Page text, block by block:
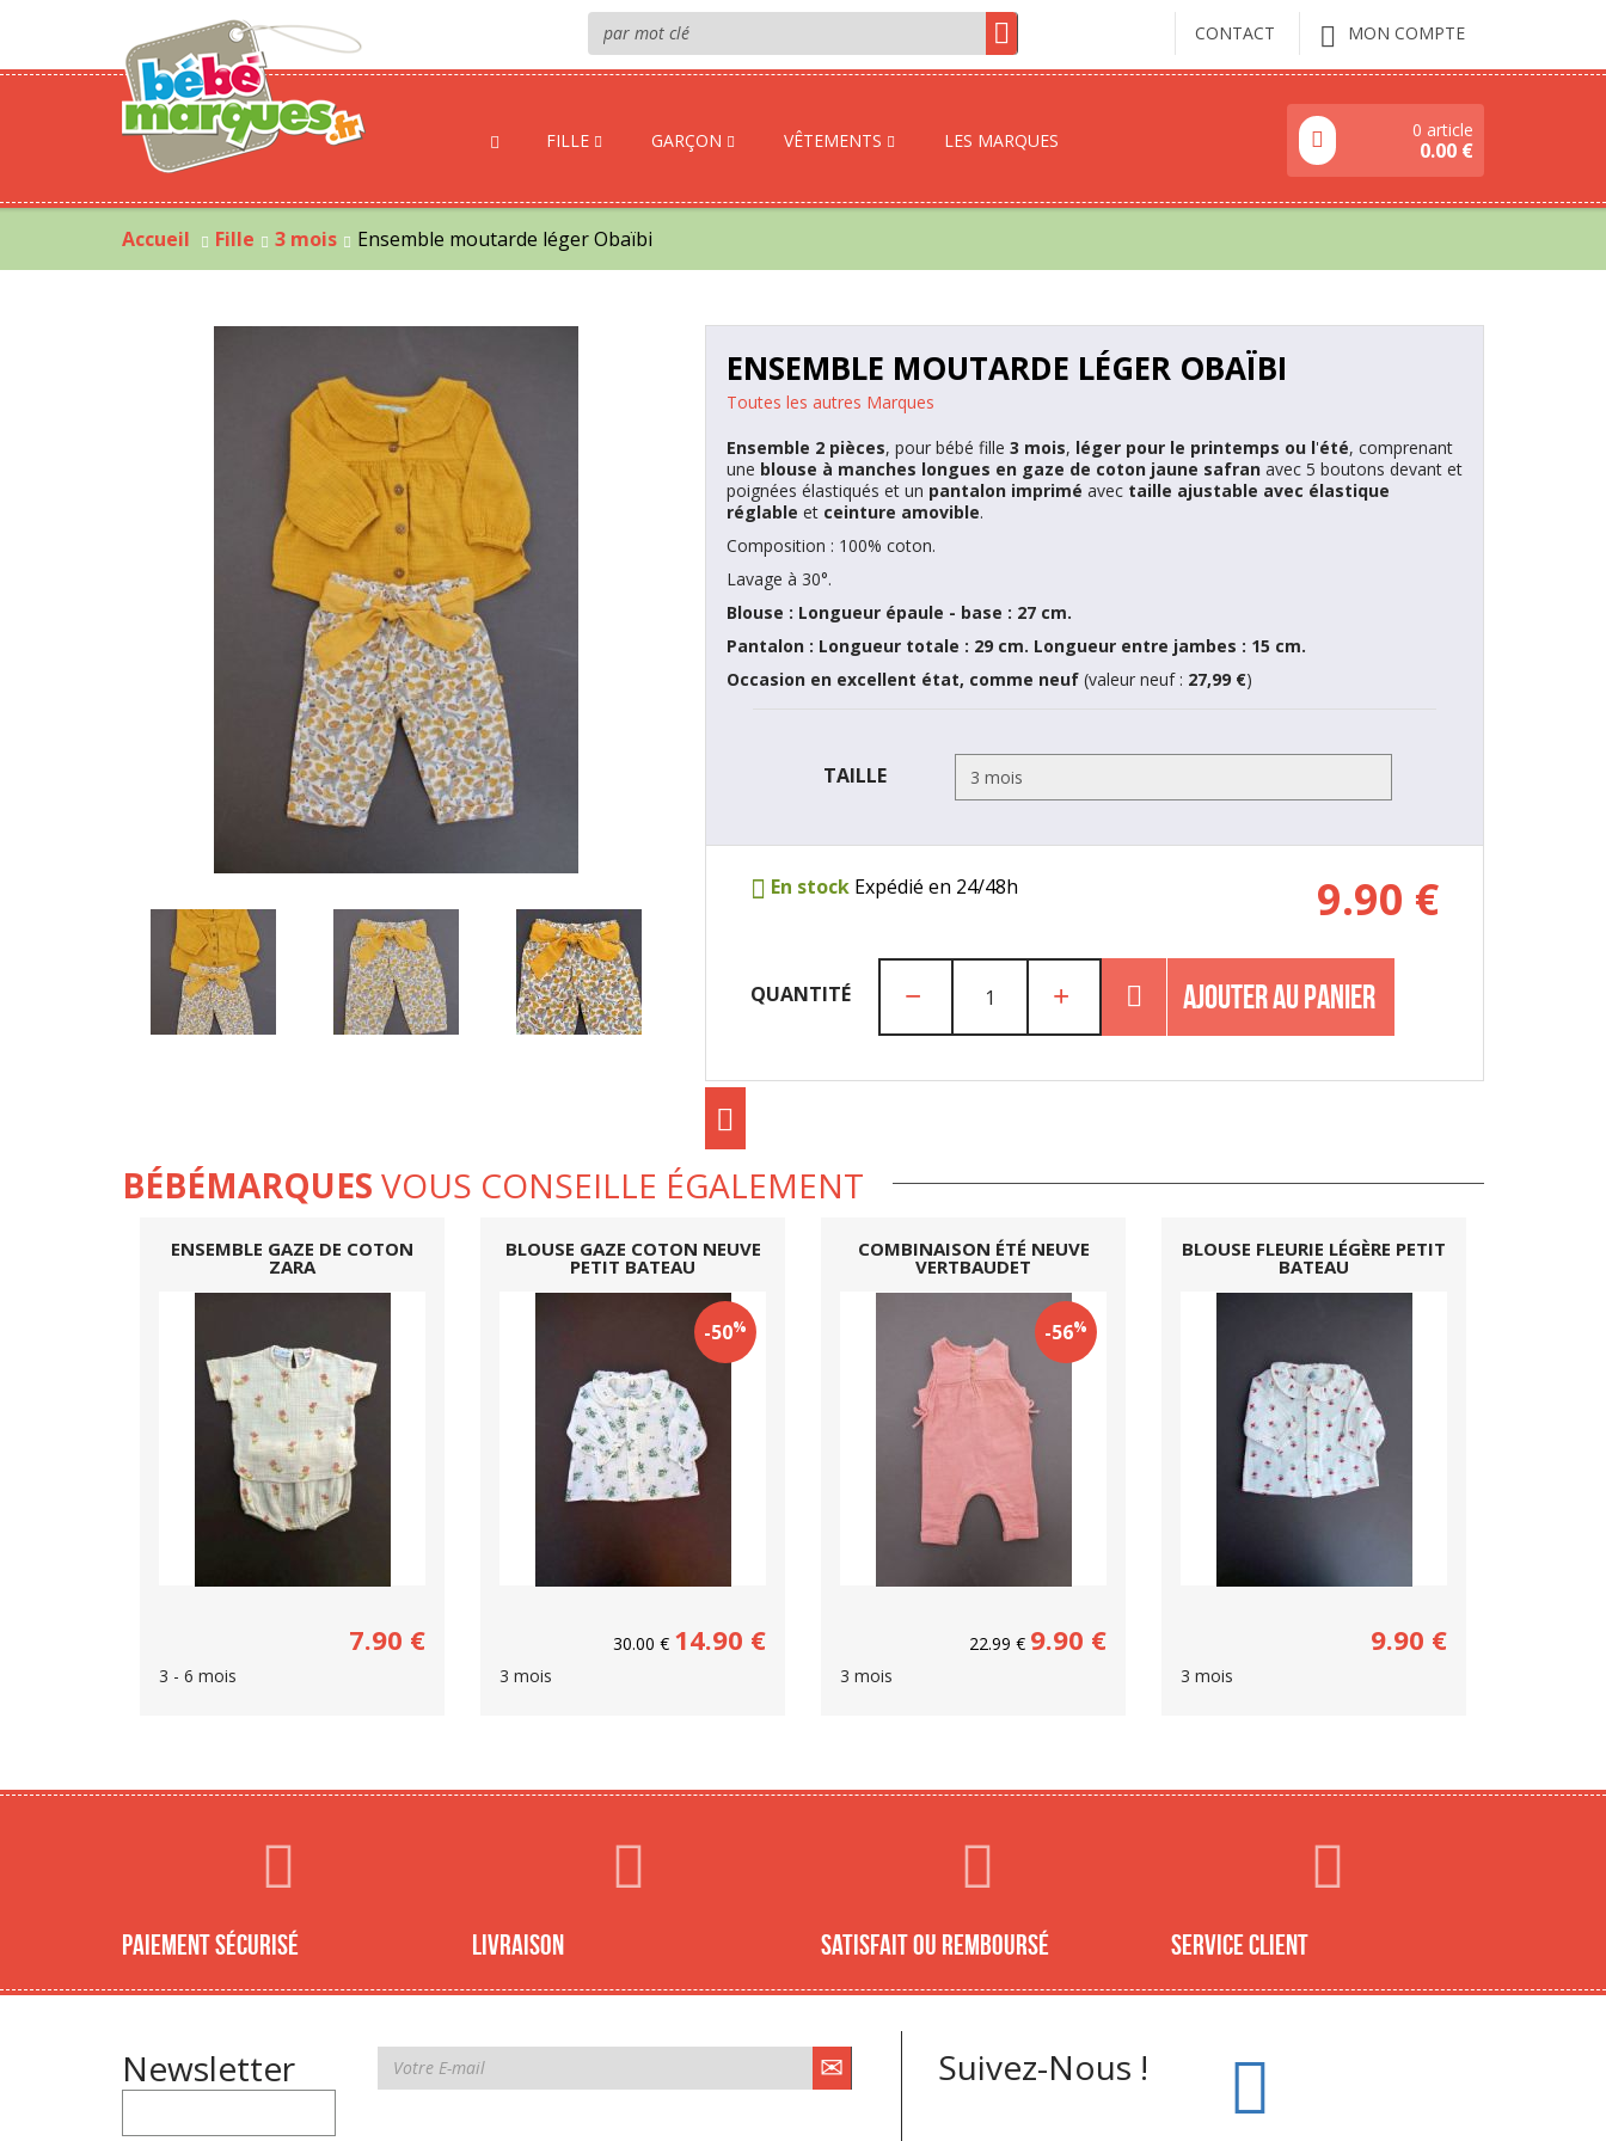
CONTACT MON COMPTE
FILLE GARÇON VÊTEMENTS LES MARQUES 0 article
0.00 €
Accueil Fille 3 mois Ensemble moutarde léger Obaïbi
ENSEMBLE MOUTARDE LÉGER OBAÏBI
Toutes les autres Marques
Ensemble 2 pièces, pour bébé fille 3 mois, léger pour le printemps ou l'été, comprenant
une blouse à manches longues en gaze de coton jaune safranavec 5 boutons devant et
poignées élastiqués et un pantalon imprimé avectaille ajustable avec élastique
réglable et ceinture amovible.
Composition : 100% coton.
Lavage à 30°.
Blouse : Longueur épaule - base : 27 cm.
Pantalon : Longueur totale : 29 cm. Longueur entre jambes : 15 cm.
Occasion en excellent état, comme neuf (valeur neuf : 27,99 €)
TAILLE
En stockExpédié en 24/48h 9.90 €
QUANTITÉ AJOUTER AU PANIER
BÉBÉMARQUES VOUS CONSEILLE ÉGALEMENT
ENSEMBLE GAZE DE COTON
ZARA
7.90 €
3 - 6 mois
BLOUSE GAZE COTON NEUVE
PETIT BATEAU
-50%
30.00 € 14.90 €
3 mois
COMBINAISON ÉTÉ NEUVE
VERTBAUDET
-56%
22.99 € 9.90 €
3 mois
BLOUSE FLEURIE LÉGÈRE PETIT
BATEAU
9.90 €
3 mois
Paiement sécurisé Livraison Satisfait ou remboursé Service client
Newsletter Suivez-Nous !